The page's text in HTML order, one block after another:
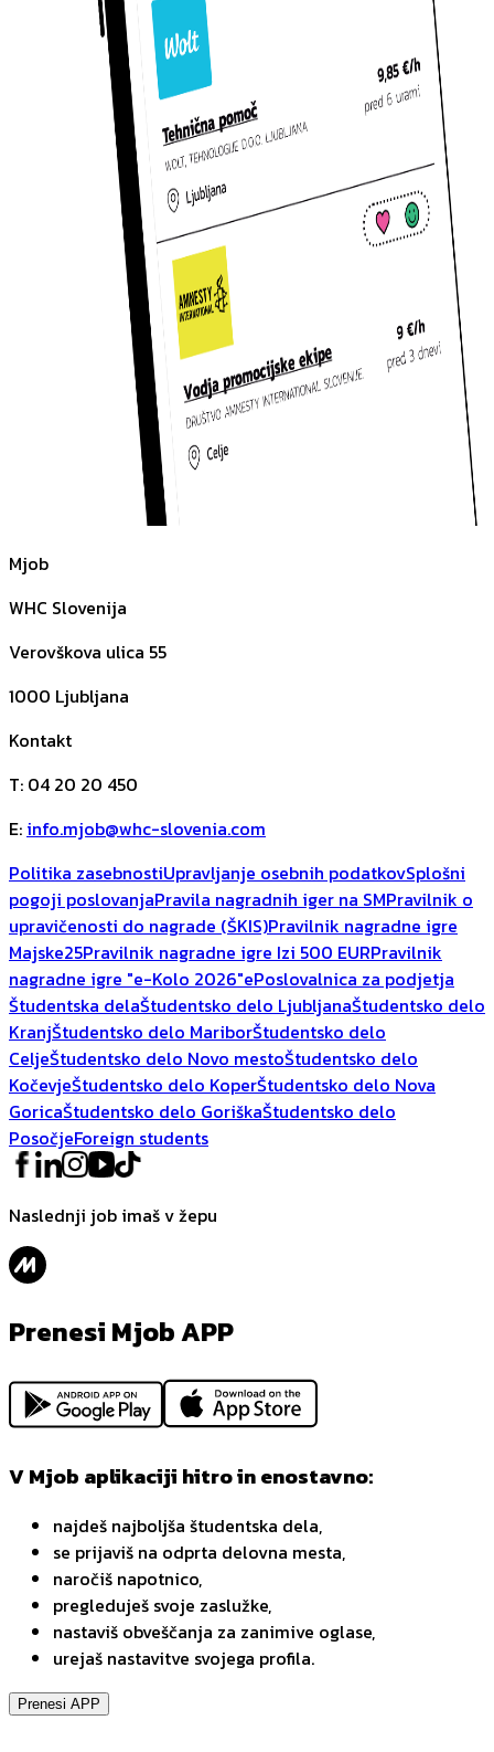
Mjob
WHC Slovenija
Verovškova ulica 55
1000 Ljubljana
Kontakt
T: 04 20 20 450
E: info.mjob@whc-slovenia.com
Politika zasebnostiUpravljanje osebnih podatkovSplošni
pogoji poslovanjaPravila nagradnih iger na SMPravilnik o
upravičenosti do nagrade (ŠKIS)Pravilnik nagradne igre
Majske25Pravilnik nagradne igre Izi 500 EURPravilnik
nagradne igre "e-Kolo 2026"ePoslovalnica za podjetja
Študentska delaŠtudentsko delo LjubljanaŠtudentsko delo
KranjŠtudentsko delo MariborŠtudentsko delo
CeljeŠtudentsko delo Novo mestoŠtudentsko delo
KočevjeŠtudentsko delo KoperŠtudentsko delo Nova
GoricaŠtudentsko delo GoriškaŠtudentsko delo
PosočjeForeign students
Naslednji job imaš v žepu
Prenesi Mjob APP
V Mjob aplikaciji hitro in enostavno:
najdeš najboljša študentska dela,
se prijaviš na odprta delovna mesta,
naročiš napotnico,
pregleduješ svoje zaslužke,
nastaviš obveščanja za zanimive oglase,
urejaš nastavitve svojega profila.
Prenesi APP